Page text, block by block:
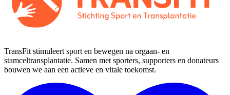
TransFit stimuleert sport en bewegen na orgaan- en
stamceltransplantatie. Samen met sporters, supporters en donateurs
bouwen we aan een actieve en vitale toekomst.